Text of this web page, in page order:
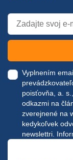
Vyplnením
poisťovňa, a.
odkazmi na
zverejnené na
kedykoľvek
newslettri.